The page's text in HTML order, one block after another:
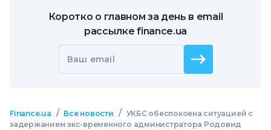
Коротко о главном за день в email
рассылке finance.ua
Ваш email
Finance.ua / Все новости / УКБС обеспокоена ситуацией с
задержанием экс-временного администратора Родовид